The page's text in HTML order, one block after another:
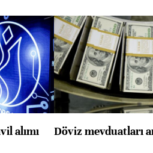
alımı
Döviz mevduatları